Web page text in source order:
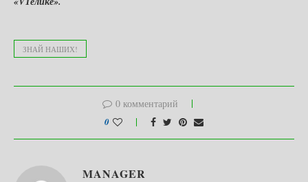
ЗНАЙ НАШИХ!
0 комментарий
0
MANAGER